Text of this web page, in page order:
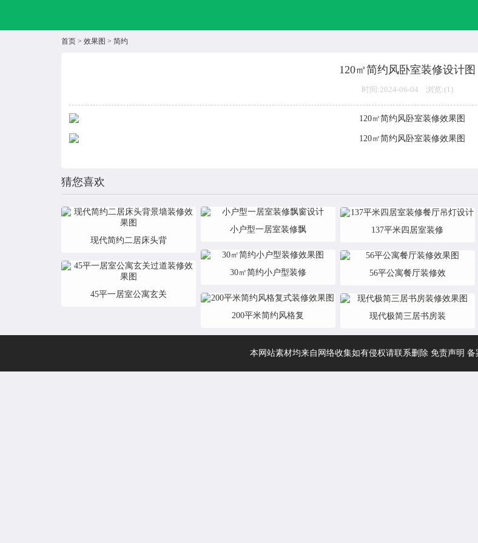
首页> 效果图 > 简约
120㎡简约风卧室装修设计图
时间:2024-06-04 浏览:(1)
猜您喜欢
现代简约二居床头背
45平一居室公寓玄关
小户型一居室装修飘
30㎡简约小户型装修
200平米简约风格复
137平米四居室装修
56平公寓餐厅装修效
现代极简三居书房装
本网站素材均来自网络收集如有侵权请联系删除 免责声明 备